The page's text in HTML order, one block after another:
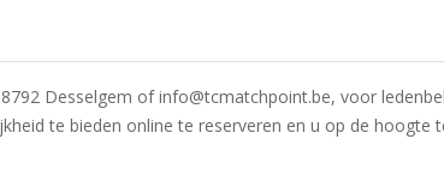
Desselgem of info@tcmatchpoint.be, voor
te bieden online te reserveren en u op de hoogte